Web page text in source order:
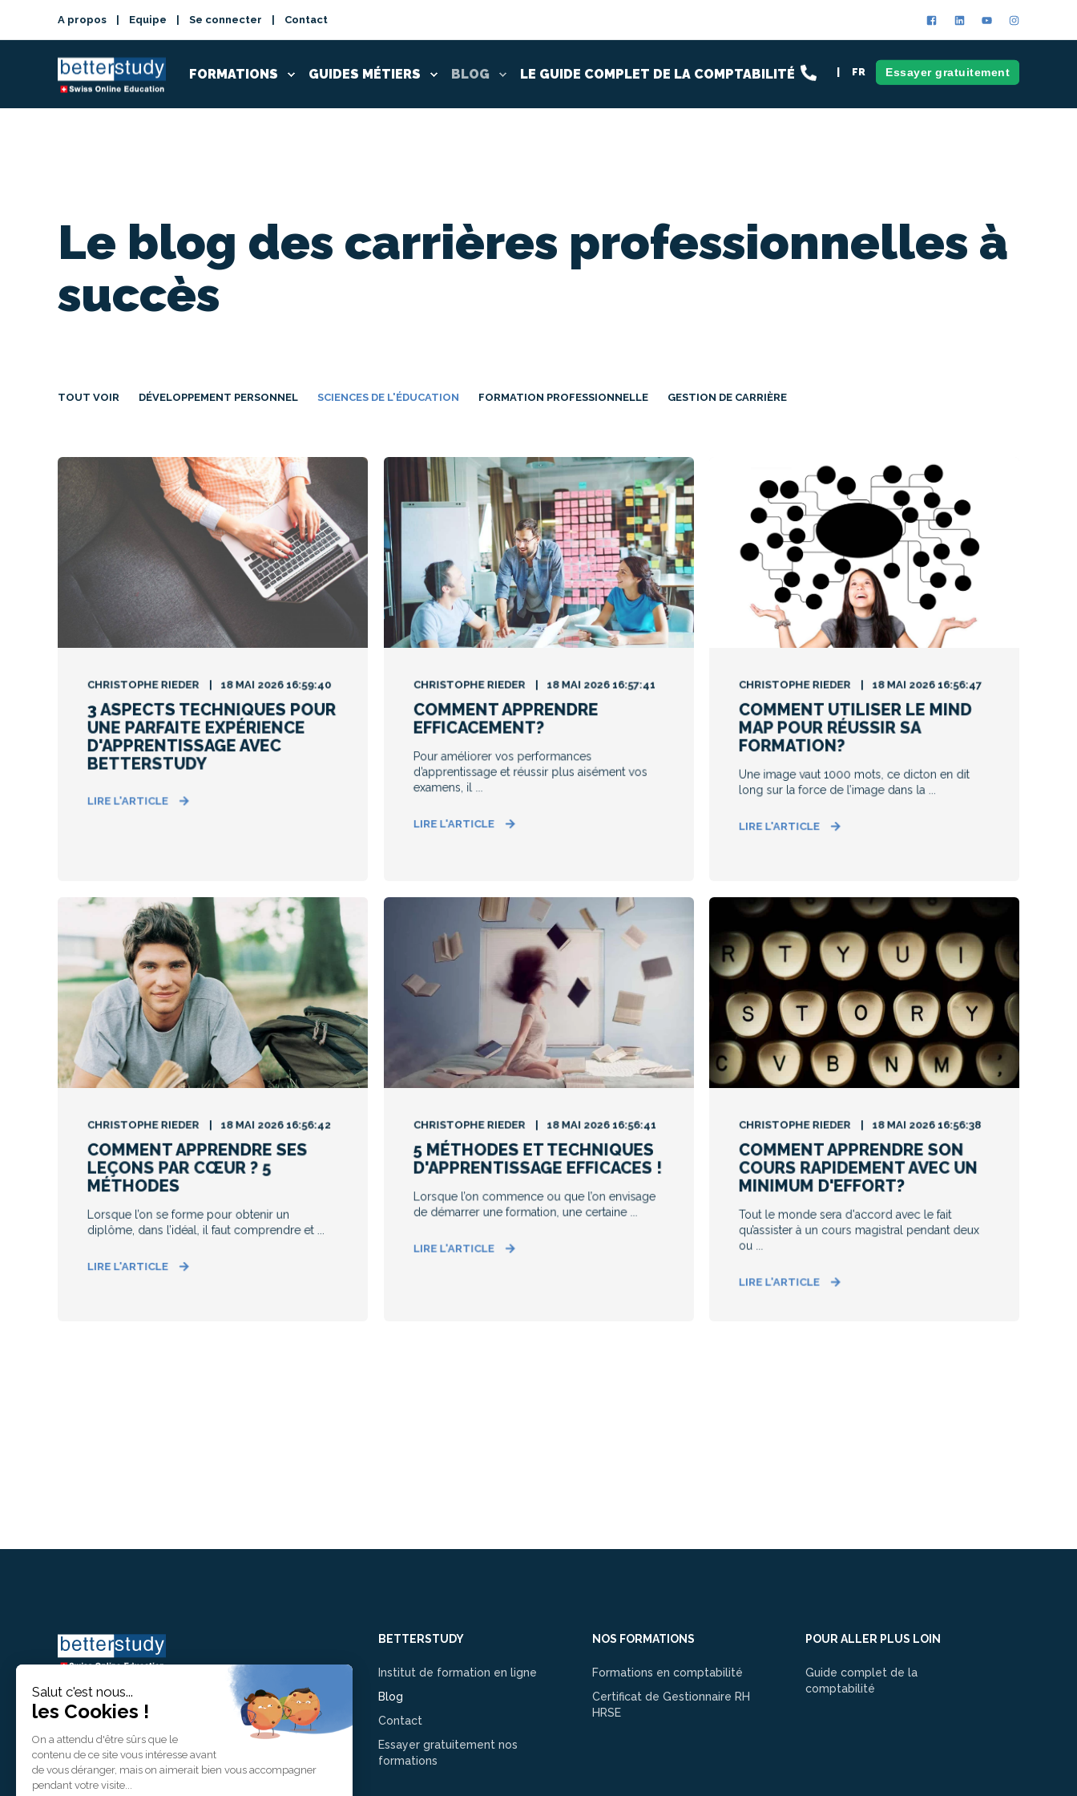
A propos Equipe Se connecter Contact
FORMATIONS GUIDES MÉTIERS BLOG LE GUIDE COMPLET DE LA COMPTABILITÉ FR Essayer gratuitement
Le blog des carrières professionnelles à
succès
TOUT VOIR DÉVELOPPEMENT PERSONNEL SCIENCES DE L'ÉDUCATION FORMATION PROFESSIONNELLE GESTION DE CARRIÈRE
CHRISTOPHE RIEDER 18 MAI 2026 16:59:40
3 ASPECTS TECHNIQUES POUR
UNE PARFAITE EXPÉRIENCE
D'APPRENTISSAGE AVEC
BETTERSTUDY
LIRE L'ARTICLE
CHRISTOPHE RIEDER 18 MAI 2026 16:57:41
COMMENT APPRENDRE
EFFICACEMENT?
Pour améliorer vos performances
d’apprentissage et réussir plus aisément vos
examens, il ...
LIRE L'ARTICLE
CHRISTOPHE RIEDER 18 MAI 2026 16:56:47
COMMENT UTILISER LE MIND
MAP POUR RÉUSSIR SA
FORMATION?
Une image vaut 1000 mots, ce dicton en dit
long sur la force de l’image dans la ...
LIRE L'ARTICLE
CHRISTOPHE RIEDER 18 MAI 2026 16:56:42
COMMENT APPRENDRE SES
LEÇONS PAR CŒUR ? 5
MÉTHODES
Lorsque l’on se forme pour obtenir un
diplôme, dans l’idéal, il faut comprendre et ...
LIRE L'ARTICLE
CHRISTOPHE RIEDER 18 MAI 2026 16:56:41
5 MÉTHODES ET TECHNIQUES
D'APPRENTISSAGE EFFICACES !
Lorsque l’on commence ou que l’on envisage
de démarrer une formation, une certaine ...
LIRE L'ARTICLE
CHRISTOPHE RIEDER 18 MAI 2026 16:56:38
COMMENT APPRENDRE SON
COURS RAPIDEMENT AVEC UN
MINIMUM D'EFFORT?
Tout le monde sera d'accord avec le fait
qu’assister à un cours magistral pendant deux
ou ...
LIRE L'ARTICLE
BetterStudy est certifié EduQua, le
label suisse de qualité dans la
formation professionnelle.
info@betterstudy.ch
+41 (0)22 535 41 94
BETTERSTUDY
Institut de formation en ligne
Blog
Contact
Essayer gratuitement nos
formations
NOS FORMATIONS
Formations en comptabilité
Certificat de Gestionnaire RH
HRSE
POUR ALLER PLUS LOIN
Guide complet de la
comptabilité